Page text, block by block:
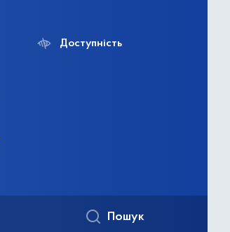
Доступність
Пошук